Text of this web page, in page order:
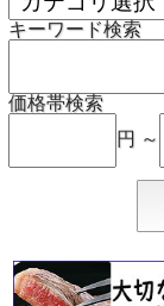
キーワード検索
価格帯検索
円 ～